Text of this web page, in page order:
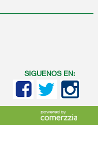
SIGUENOS EN: